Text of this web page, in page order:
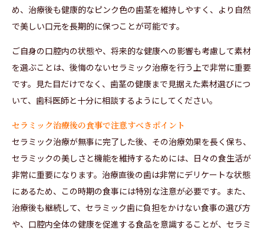
め、治療後も健康的なピンク色の歯茎を維持しやすく、より自然
で美しい口元を長期的に保つことが可能です。
ご自身の口腔内の状態や、将来的な健康への影響も考慮して素材
を選ぶことは、後悔のないセラミック治療を行う上で非常に重要
です。見た目だけでなく、歯茎の健康まで見据えた素材選びにつ
いて、歯科医師と十分に相談するようにしてください。
セラミック治療後の食事で注意すべきポイント
セラミック治療が無事に完了した後、その治療効果を長く保ち、
セラミックの美しさと機能を維持するためには、日々の食生活が
非常に重要になります。治療直後の歯は非常にデリケートな状態
にあるため、この時期の食事には特別な注意が必要です。また、
治療後も継続して、セラミック歯に負担をかけない食事の選び方
や、口腔内全体の健康を促進する食品を意識することが、セラミ